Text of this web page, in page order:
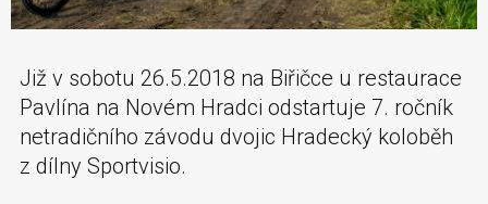
Již v sobotu 26.5.2018 na Biřičce u restaurace
Pavlína na Novém Hradci odstartuje 7. ročník
netradičního závodu dvojic Hradecký koloběh
z dílny Sportvisio.